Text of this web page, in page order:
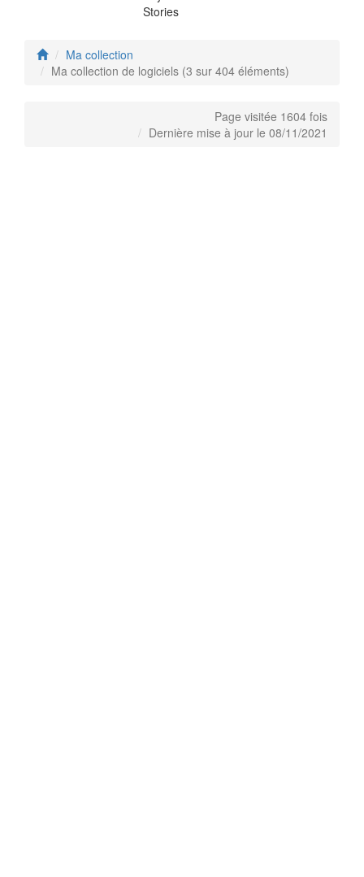
Stories
Ma collection
Ma collection de logiciels (3 sur 404 éléments)
Page visitée 1604 fois
Dernière mise à jour le 08/11/2021